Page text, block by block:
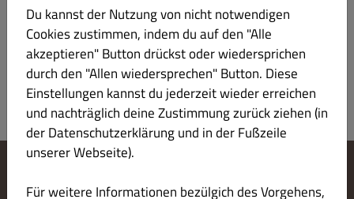
C Laktose
Fisch
Cookie-Einstellungen ändern
Du kannst der Nutzung von nicht notwendigen
Cookies zustimmen, indem du auf den "Alle
akzeptieren" Button drückst oder wiedersprichen
durch den "Allen wiedersprechen" Button. Diese
Einstellungen kannst du jederzeit wieder erreichen
und nachträglich deine Zustimmung zurück ziehen (in
der Datenschutzerklärung und in der Fußzeile
unserer Webseite).
Für weitere Informationen bezülgich des Vorgehens,